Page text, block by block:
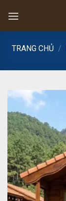
content
TRANG CHỦ /